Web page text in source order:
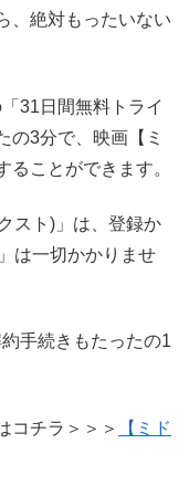
、絶対もったいない
31日間無料トライ
の3分で、映画【ミ
ることができます。
スト)」は、登録か
は一切かかりませ
手続きもたったの1
コチラ＞＞＞
【ミド